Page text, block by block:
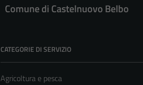
Comune di Castelnuovo Belbo
CATEGORIE DI SERVIZIO
Agricoltura e pesca